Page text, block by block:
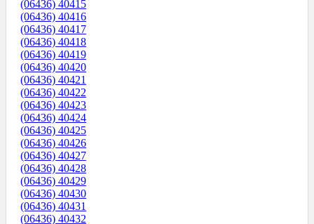
(06436) 40415
(06436) 40416
(06436) 40417
(06436) 40418
(06436) 40419
(06436) 40420
(06436) 40421
(06436) 40422
(06436) 40423
(06436) 40424
(06436) 40425
(06436) 40426
(06436) 40427
(06436) 40428
(06436) 40429
(06436) 40430
(06436) 40431
(06436) 40432